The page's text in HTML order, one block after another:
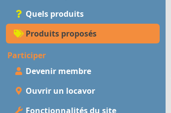
Quels produits
Produits proposés
Participer
Devenir membre
Ouvrir un locavor
Fonctionnalités du site